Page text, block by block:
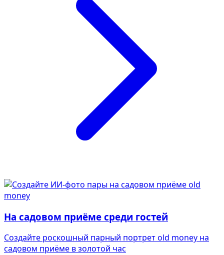
На садовом приёме среди гостей
Создайте роскошный парный портрет old money на
садовом приёме в золотой час